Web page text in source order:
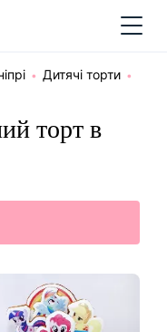
Дитячі торти
торт в